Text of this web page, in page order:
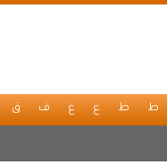
ط ظ ع غ ف ق